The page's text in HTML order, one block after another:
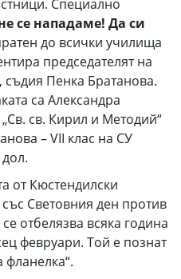
Специално
се нападаме! Да си
до всички училища
председателят на
Пенка Братанова.
са Александра
св. Кирил и Методий“
– VII клас на СУ
от Кюстендилски
Световния ден против
отбелязва всяка година
февруари. Той е познат
фланелка“.